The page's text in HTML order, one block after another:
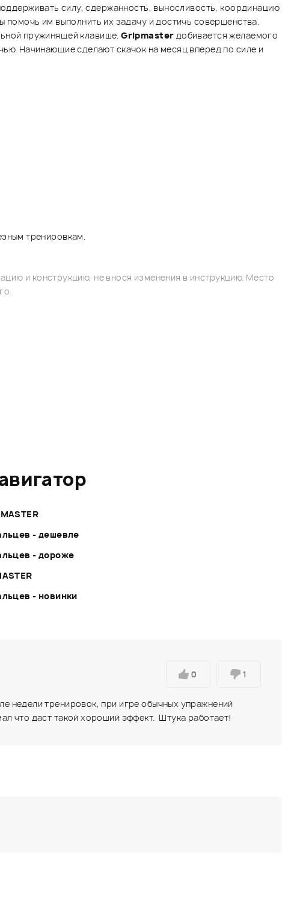
силу, сдержанность, выносливость, координацию
помочь им выполнить их задачу и достичь совершенства.
пружинящей клавише.Gripmaster добивается желаемого
Начинающие сделают скачок на месяц вперед по силе и
тренировкам.
и конструкцию, не внося изменения в инструкцию. Место
- дешевле
- дороже
- новинки
0 1
недели тренировок, при игре обычных упражнений
что даст такой хороший эффект. Штука работает!